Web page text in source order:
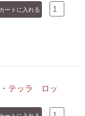
テッラ ロッ